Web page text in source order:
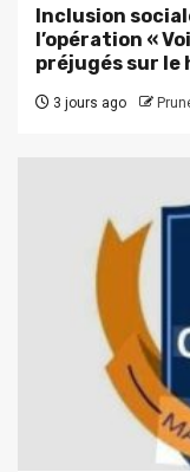
Inclusion
l’opération «
préjugés sur le
3 jours ago